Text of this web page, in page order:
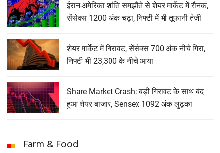
ईरान-अमेरिका शांति समझौते से शेयर मार्केट में रौनक,
सेंसेक्स 1200 अंक चढ़ा, निफ्टी में भी तूफानी तेजी
शेयर मार्केट में गिरावट, सेंसेक्‍स 700 अंक नीचे गिरा,
निफ्टी भी 23,300 के नीचे आया
Share Market Crash: बड़ी गिरावट के साथ बंद
हुआ शेयर बाजार, Sensex 1092 अंक लुढ़का
Farm & Food